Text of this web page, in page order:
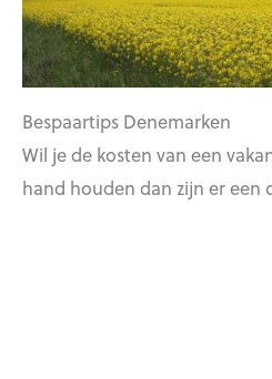
Bespaartips Denemarken
Wil je de kosten van een
hand houden dan zijn er een